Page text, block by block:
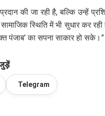
की जा रही है, बल्कि उन्हें
सामाजिक स्थिति में भी सुधार
पंजाब’ का सपना साकार हो सके।”
Telegram